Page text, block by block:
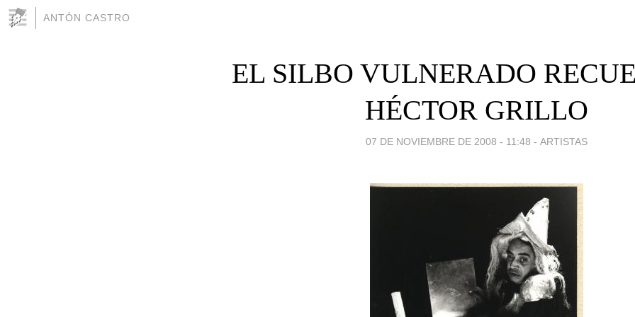
ANTÓN CASTRO
EL SILBO VULNERADO
HÉCTOR GRILLO
07 DE NOVIEMBRE DE 2008 - 11:48 - ARTISTAS